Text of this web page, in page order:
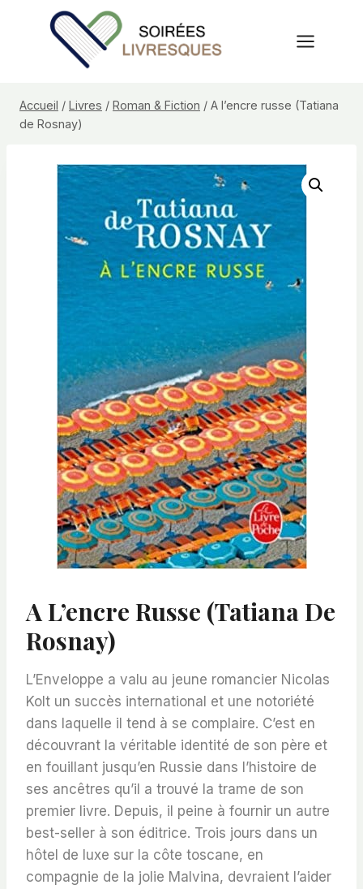
Accueil / Livres / Roman & Fiction / A l’encre russe (Tatiana
de Rosnay)
A L’encre Russe (Tatiana De
Rosnay)
L’Enveloppe a valu au jeune romancier Nicolas
Kolt un succès international et une notoriété
dans laquelle il tend à se complaire. C’est en
découvrant la véritable identité de son père et
en fouillant jusqu’en Russie dans l’histoire de
ses ancêtres qu’il a trouvé la trame de son
premier livre. Depuis, il peine à fournir un autre
best-seller à son éditrice. Trois jours dans un
hôtel de luxe sur la côte toscane, en
compagnie de la jolie Malvina, devraient l’aider